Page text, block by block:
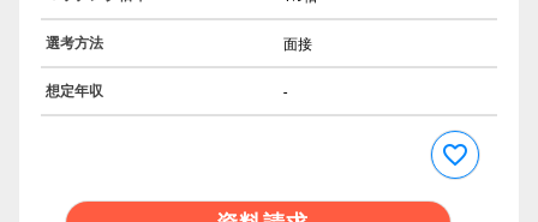
選考方法 面接
想定年収 -